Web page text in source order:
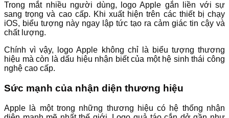
Trong mắt nhiều người dùng, logo Apple gắn liền với sự
sang trọng và cao cấp. Khi xuất hiện trên các thiết bị chạy
iOS, biểu tượng này ngay lập tức tạo ra cảm giác tin cậy và
chất lượng.
Chính vì vậy, logo Apple không chỉ là biểu tượng thương
hiệu mà còn là dấu hiệu nhận biết của một hệ sinh thái công
nghệ cao cấp.
Sức mạnh của nhận diện thương hiệu
Apple là một trong những thương hiệu có hệ thống nhận